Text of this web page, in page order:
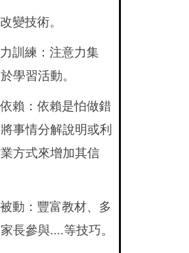
變技術。
訓練：注意力集
學習活動。
賴：依賴是怕做錯
事情分解說明或利
方式來增加其信
動：豐富教材、多
長參與....等技巧。